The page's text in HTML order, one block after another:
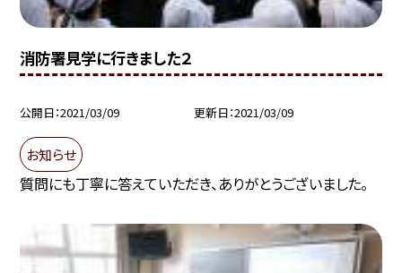
消防署見学に行きました２
公開日 2021/03/09 更新日 2021/03/09
お知らせ
質問にも丁寧に答えていただき、ありがとうございました。